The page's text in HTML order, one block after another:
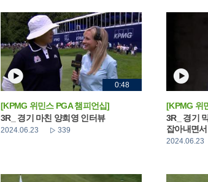
0:48
[KPMG 위민스 PGA 챔피언십]
3R_ 경기 마친 양희영 인터뷰
2024.06.23 339
[KPMG 위
3R_ 경기
잡아내면
2024.06.23